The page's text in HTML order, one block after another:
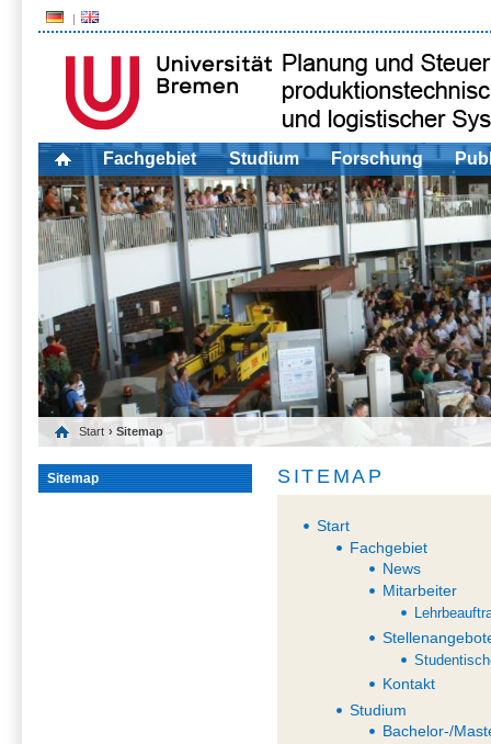
Fachgebiet Studium Forschung
Start › Sitemap
Sitemap SITEMAP
Start
Fachgebiet
News
Mitarbeiter
Kontakt
Studium
Bachelor-/